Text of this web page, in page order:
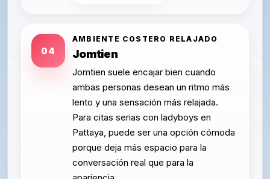
04
AMBIENTE COSTERO RELAJADO
Jomtien
Jomtien suele encajar bien cuando
ambas personas desean un ritmo más
lento y una sensación más relajada.
Para citas serias con ladyboys en
Pattaya, puede ser una opción cómoda
porque deja más espacio para la
conversación real que para la